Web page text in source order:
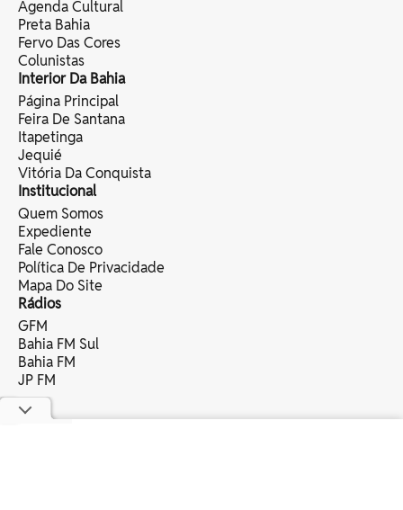
Agenda Cultural
Preta Bahia
Fervo Das Cores
Colunistas
Interior Da Bahia
Página Principal
Feira De Santana
Itapetinga
Jequié
Vitória Da Conquista
Institucional
Quem Somos
Expediente
Fale Conosco
Política De Privacidade
Mapa Do Site
Rádios
GFM
Bahia FM Sul
Bahia FM
JP FM